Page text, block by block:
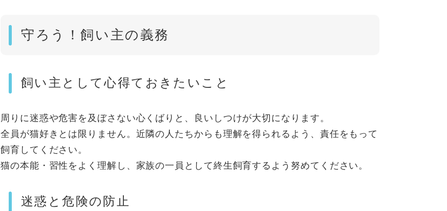
守ろう！飼い主の義務
飼い主として心得ておきたいこと
周りに迷惑や危害を及ぼさない心くばりと、良いしつけが大切になります。
全員が猫好きとは限りません。近隣の人たちからも理解を得られるよう、責任をもって
飼育してください。
猫の本能・習性をよく理解し、家族の一員として終生飼育するよう努めてください。
迷惑と危険の防止